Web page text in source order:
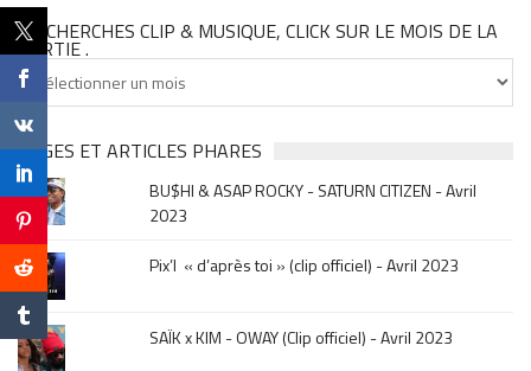
TU CHERCHES CLIP & MUSIQUE, CLICK SUR LE MOIS DE LA
SORTIE .
Tu
cherches
clip
&
musique,
click
sur
le
mois
de
la
sortie
PAGES ET ARTICLES PHARES
BU$HI & ASAP ROCKY - SATURN CITIZEN - Avril
2023
Pix’l « d’après toi » (clip officiel) - Avril 2023
SAÏK x KIM - OWAY (Clip officiel) - Avril 2023